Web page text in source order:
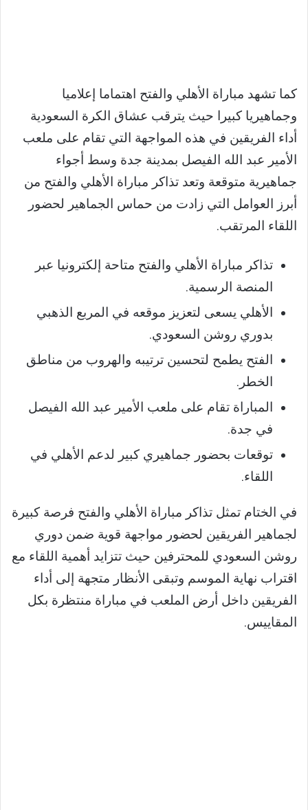
كما تشهد مباراة الأهلي والفتح اهتماما إعلاميا
وجماهيريا كبيرا حيث يترقب عشاق الكرة السعودية
أداء الفريقين في هذه المواجهة التي تقام على ملعب
الأمير عبد الله الفيصل بمدينة جدة وسط أجواء
جماهيرية متوقعة وتعد تذاكر مباراة الأهلي والفتح من
أبرز العوامل التي زادت من حماس الجماهير لحضور
اللقاء المرتقب.
تذاكر مباراة الأهلي والفتح متاحة إلكترونيا عبر
المنصة الرسمية.
الأهلي يسعى لتعزيز موقعه في المربع الذهبي
بدوري روشن السعودي.
الفتح يطمح لتحسين ترتيبه والهروب من مناطق
الخطر.
المباراة تقام على ملعب الأمير عبد الله الفيصل
في جدة.
توقعات بحضور جماهيري كبير لدعم الأهلي في
اللقاء.
في الختام تمثل تذاكر مباراة الأهلي والفتح فرصة كبيرة
لجماهير الفريقين لحضور مواجهة قوية ضمن دوري
روشن السعودي للمحترفين حيث تتزايد أهمية اللقاء مع
اقتراب نهاية الموسم وتبقى الأنظار متجهة إلى أداء
الفريقين داخل أرض الملعب في مباراة منتظرة بكل
المقاييس.